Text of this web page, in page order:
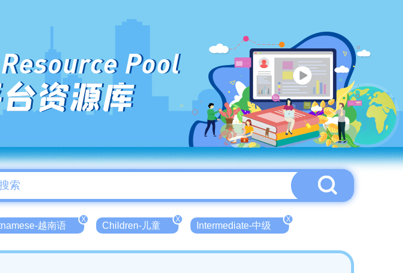
Pool
资源库
越南语
X
Children-儿童
X
Intermediate-中级
X